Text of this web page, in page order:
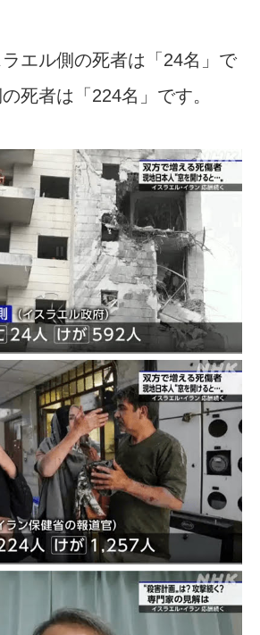
エル側の死者は「24名」で
死者は「224名」です。